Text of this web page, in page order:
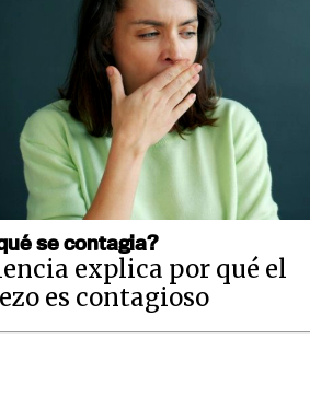
se contagia?
explica por qué el
es contagioso